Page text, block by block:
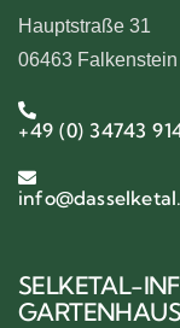
Hauptstraße 31
06463 Falkenstein
+49 (0) 34743
SELKETAL-
GARTENHAUS